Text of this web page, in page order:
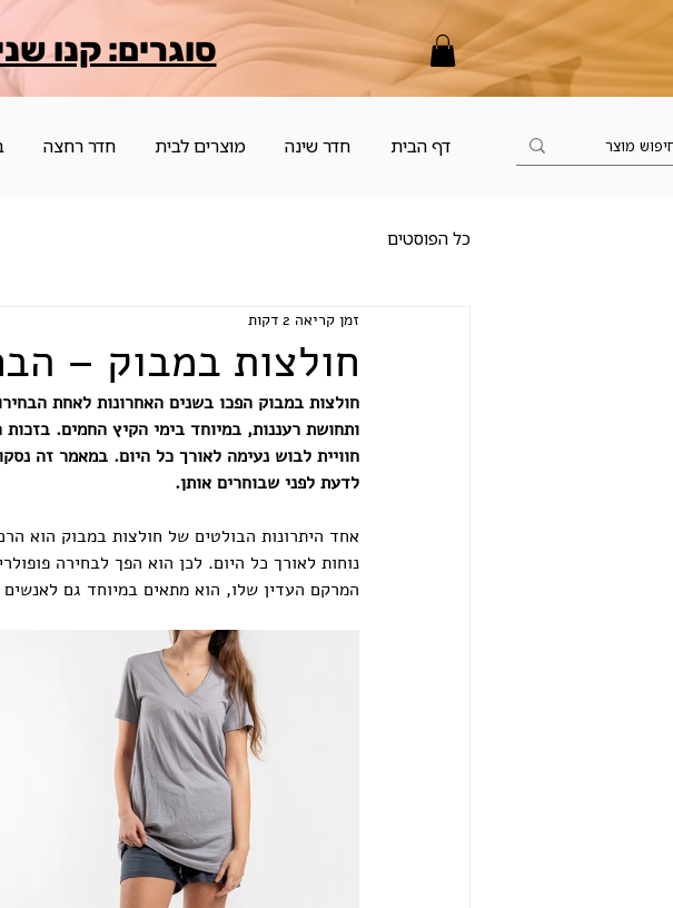
סוגרים: קנו
דף הבית חדר שינה מוצרים לבית חדר רחצה
כל הפוסטים
חולצות במבוק –
זמן קריאה 2 דקות
חולצות במבוק הפכו בשנים האחרונות לאחת
ותחושת רעננות, במיוחד בימי הקיץ החמים.
חוויית לבוש נעימה לאורך כל היום. במאמר זה
לדעת לפני שבוחרים אותן.
אחד היתרונות הבולטים של חולצות במבוק הוא
נוחות לאורך כל היום. לכן הוא הפך לבחירה
המרקם העדין שלו, הוא מתאים במיוחד גם